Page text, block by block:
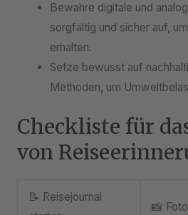
Bewahre digitale und
sorgfältig und sicher auf,
erhalten.
Setze bewusst auf
Methoden, um
Checkliste für
von
📝 Reisejournal
📸